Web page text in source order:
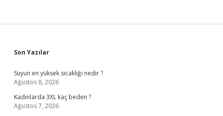
Sidebar
Son Yazılar
Suyun en yüksek sıcaklığı nedir ?
Ağustos 8, 2026
Kadınlarda 3XL kaç beden ?
Ağustos 7, 2026